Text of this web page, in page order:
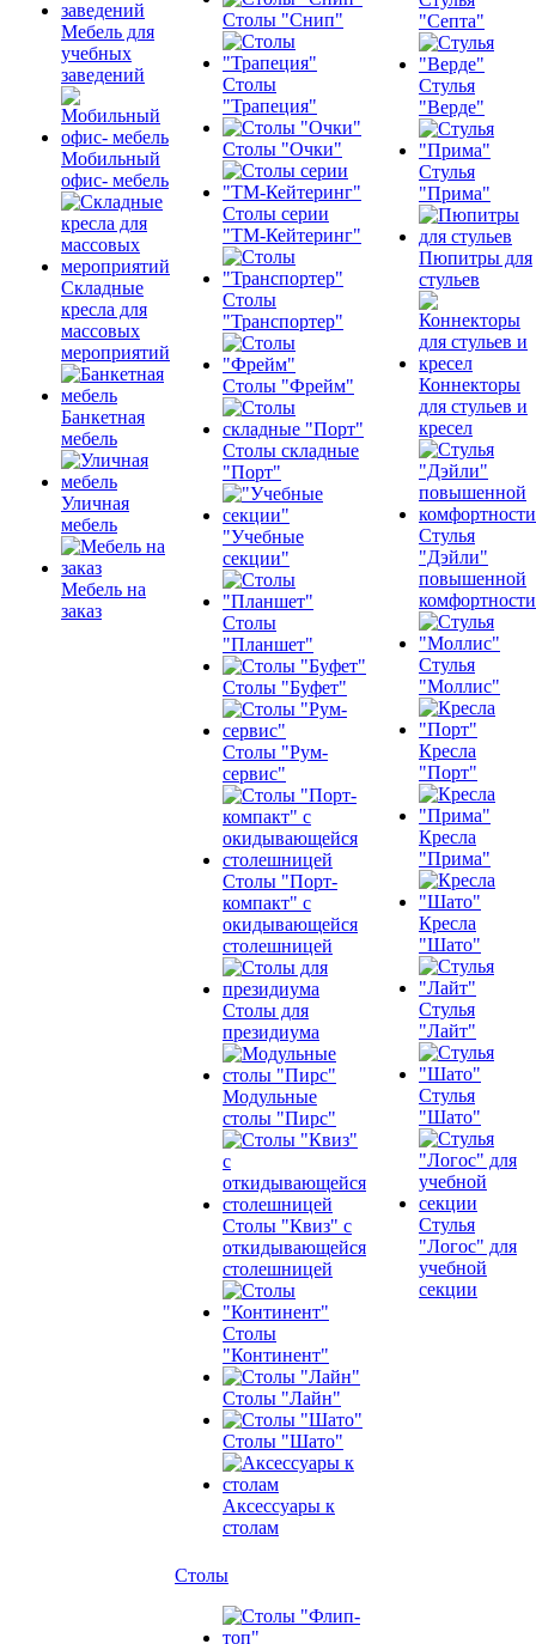
Мебель для
учебных
заведений
Мобильный
офис- мебель
Складные
кресла для
массовых
мероприятий
Банкетная
мебель
Уличная
мебель
Мебель на
заказ
Столы "Снип"
Столы
"Трапеция"
Столы "Очки"
Столы серии
"ТМ-Кейтеринг"
Столы
"Транспортер"
Столы "Фрейм"
Столы складные
"Порт"
"Учебные
секции"
Столы
"Планшет"
Столы "Буфет"
Столы "Рум-
сервис"
Столы "Порт-
компакт" с
окидывающейся
столешницей
Столы для
президиума
Модульные
столы "Пирс"
Столы "Квиз" с
откидывающейся
столешницей
Столы
"Континент"
Столы "Лайн"
Столы "Шато"
Аксессуары к
столам
"Септа"
Стулья
"Верде"
Стулья
"Прима"
Пюпитры для
стульев
Коннекторы
для стульев и
кресел
Стулья
"Дэйли"
повышенной
комфортности
Стулья
"Моллис"
Кресла
"Порт"
Кресла
"Прима"
Кресла
"Шато"
Стулья
"Лайт"
Стулья
"Шато"
Стулья
"Логос" для
учебной
секции
Столы